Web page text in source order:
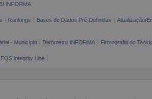
INFORMA
Rankings Bases de Dados Pré-Definidas Atualização/
- Município Barómetro INFORMA Firmografia do
Integrity Line